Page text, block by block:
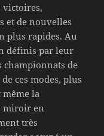
victoires,
et de nouvelles
plus rapides. Au
définis par leur
championnats de
ces modes, plus
même la
miroir en
très